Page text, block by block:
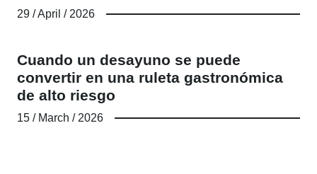
29 / April / 2026
Cuando un desayuno se puede
convertir en una ruleta gastronómica
de alto riesgo
15 / March / 2026